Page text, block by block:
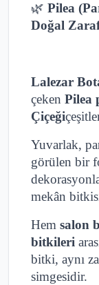
🌿 Pilea
Doğal
Lalezar
çeken Pilea
Çiçeği
Yuvarlak,
görülen bir
mekân
Hem salon
bitkileri
bitki, aynı
simgesidir.